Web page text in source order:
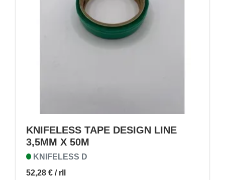
KNIFELESS TAPE DESIGN LINE
3,5MM X 50M
KNIFELESS D
52,28 € / rll